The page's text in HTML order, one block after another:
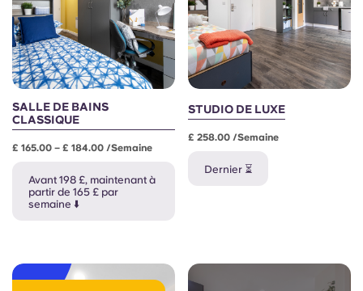
Español
Català
Deutsch
Italian
SALLE DE BAINS
CLASSIQUE
£ 165.00 – £ 184.00 /semaine
Avant 198 £, maintenant à
partir de 165 £ par
semaine ⬇️
STUDIO DE LUXE
£ 258.00 /semaine
Dernier ⏳